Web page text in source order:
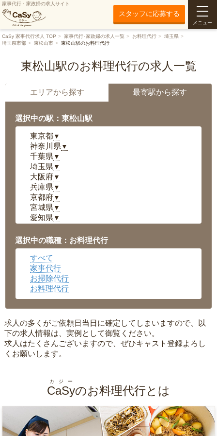
家事代行・家政婦の求人サイト
スタッフに応募する
メニュー
CaSy 家事代行求人 TOP 家事代行･家政婦の求人一覧 お料理代行
埼玉県
埼玉県市部
東松山市 東松山駅のお料理代行
東松山駅のお料理代行の求人一覧
エリアから探す 最寄駅から探す
選択中の駅：東松山駅
東京都▼
神奈川県 ▼
千葉県 ▼
埼玉県 ▼
大阪府▼
兵庫県 ▼
京都府▼
宮城県 ▼
愛知県 ▼
岡山県▼
広島県▼
沖縄県
選択中の職種：お料理代行
すべて
家事代行
お掃除代行
お料理代行
求人の多くがご依頼日当日に確定してしまいますので、以
下の求人情報は、実例として御覧ください。
求人はたくさんございますので、ぜひキャスト登録よろし
くお願いします。
CaSy
カジー
のお料理代行とは